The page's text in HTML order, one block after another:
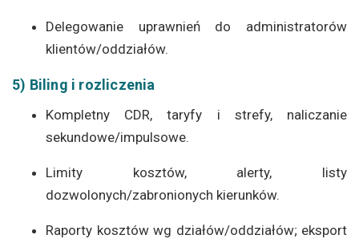
Delegowanie uprawnień do administratorów
klientów/oddziałów.
5) Biling i rozliczenia
Kompletny CDR, taryfy i strefy, naliczanie
sekundowe/impulsowe.
Limity kosztów, alerty, listy
dozwolonych/zabronionych kierunków.
Raporty kosztów wg działów/oddziałów; eksport